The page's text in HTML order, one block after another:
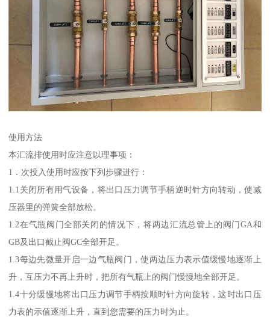
使用方法
本汇流排使用时应注意以理事项：
1．次投入使用时应按下列步骤进行：
1.1关闭所有用气设备，将出口压力调节手柄逆时针方向转动，使减
压器里的弹簧全部放松。
1.2在气瓶阀门全部关闭的情况下，将两边汇流总管上的阀门GA和
GB及出口截止阀GC全部开足。
1.3每边先微量开启一边气瓶阀门，使两边压力表示值缓慢地逐渐上
升，互压力不再上升时，把所有气瓶上的阀门慢慢地全部开足。
1.4十分缓慢地将出口压力调节手柄按顺时针方向旋转，这时出口压
力表的示值逐渐上升，直到您需要的压力时为止。